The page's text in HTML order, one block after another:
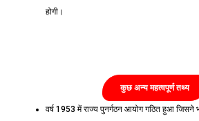
होगी।
कुछ अन्य महत्वपूर्ण तथ्य
वर्ष 1953 में राज्य पुनर्गठन आयोग गठित हुआ जिसने